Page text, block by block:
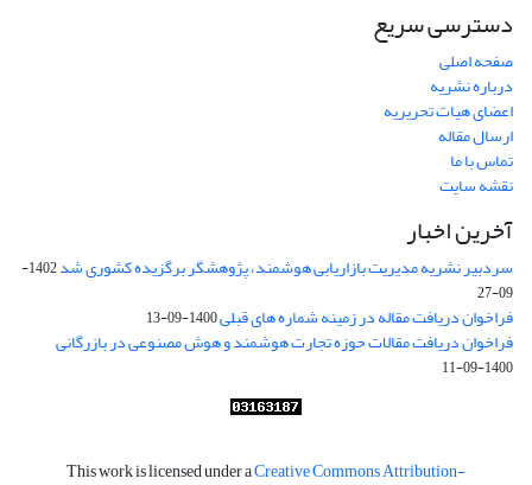
دسترسی سریع
صفحه اصلی
درباره نشریه
اعضای هیات تحریریه
ارسال مقاله
تماس با ما
نقشه سایت
آخرین اخبار
سردبیر نشریه مدیریت بازاریابی هوشمند، پژوهشگر برگزیده کشوری شد
1402-
09-27
فراخوان دریافت مقاله در زمینه شماره های قبلی1400-09-13
فراخوان دریافت مقالات حوزه تجارت هوشمند و هوش مصنوعی در بازرگانی
1400-09-11
This work is licensed under aCreative Commons Attribution-